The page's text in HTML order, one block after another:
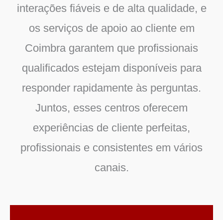
interações fiáveis e de alta qualidade, e
os serviços de apoio ao cliente em
Coimbra garantem que profissionais
qualificados estejam disponíveis para
responder rapidamente às perguntas.
Juntos, esses centros oferecem
experiências de cliente perfeitas,
profissionais e consistentes em vários
canais.